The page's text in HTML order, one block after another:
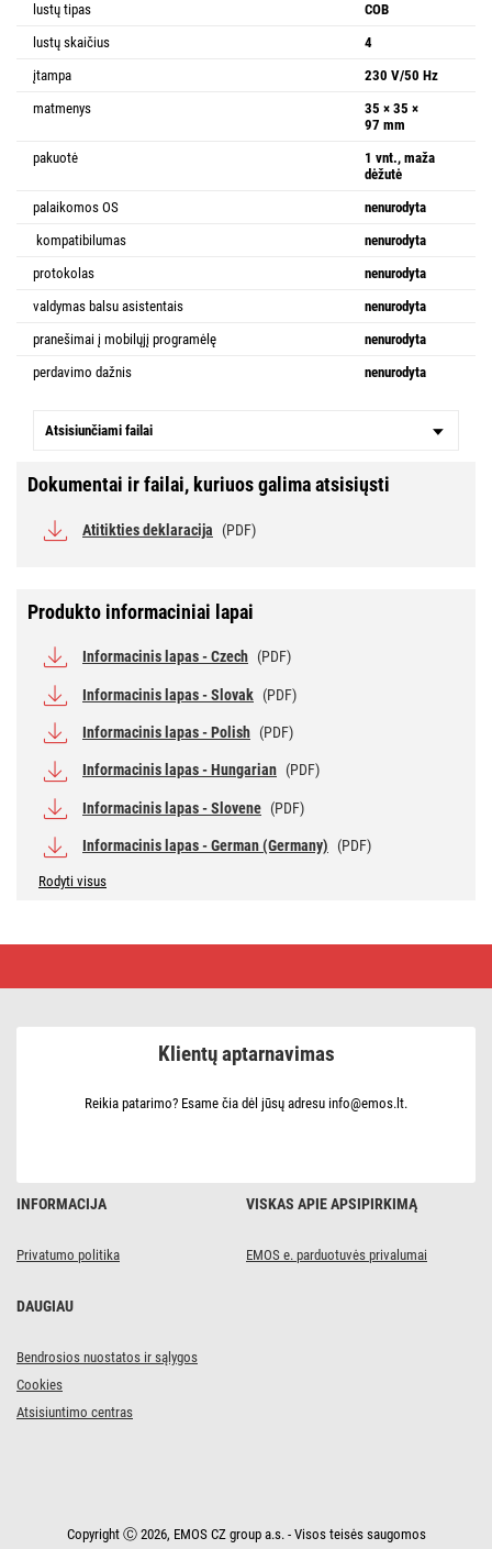
lustų tipas
COB
lustų skaičius
4
įtampa
230 V/50 Hz
matmenys
35 × 35 ×
97 mm
pakuotė
1 vnt., maža
dėžutė
palaikomos OS
nenurodyta
kompatibilumas
nenurodyta
protokolas
nenurodyta
valdymas balsu asistentais
nenurodyta
pranešimai į mobilųjį programėlę
nenurodyta
perdavimo dažnis
nenurodyta
Atsisiunčiami failai
Dokumentai ir failai, kuriuos galima atsisiųsti
Atitikties deklaracija (PDF)
Produkto informaciniai lapai
Informacinis lapas - Czech (PDF)
Informacinis lapas - Slovak (PDF)
Informacinis lapas - Polish (PDF)
Informacinis lapas - Hungarian (PDF)
Informacinis lapas - Slovene (PDF)
Informacinis lapas - German (Germany) (PDF)
Rodyti visus
Šilta
INFORMACIJA
Privatumo politika
VISKAS APIE APSIPIRKIMĄ
EMOS e. parduotuvės privalumai
DAUGIAU
Bendrosios nuostatos ir sąlygos
Cookies
Atsisiuntimo centras
Klientų aptarnavimas
Reikia patarimo? Esame čia dėl jūsų adresu info@emos.lt.
Copyright Ⓒ 2026, EMOS CZ group a.s. - Visos teisės saugomos